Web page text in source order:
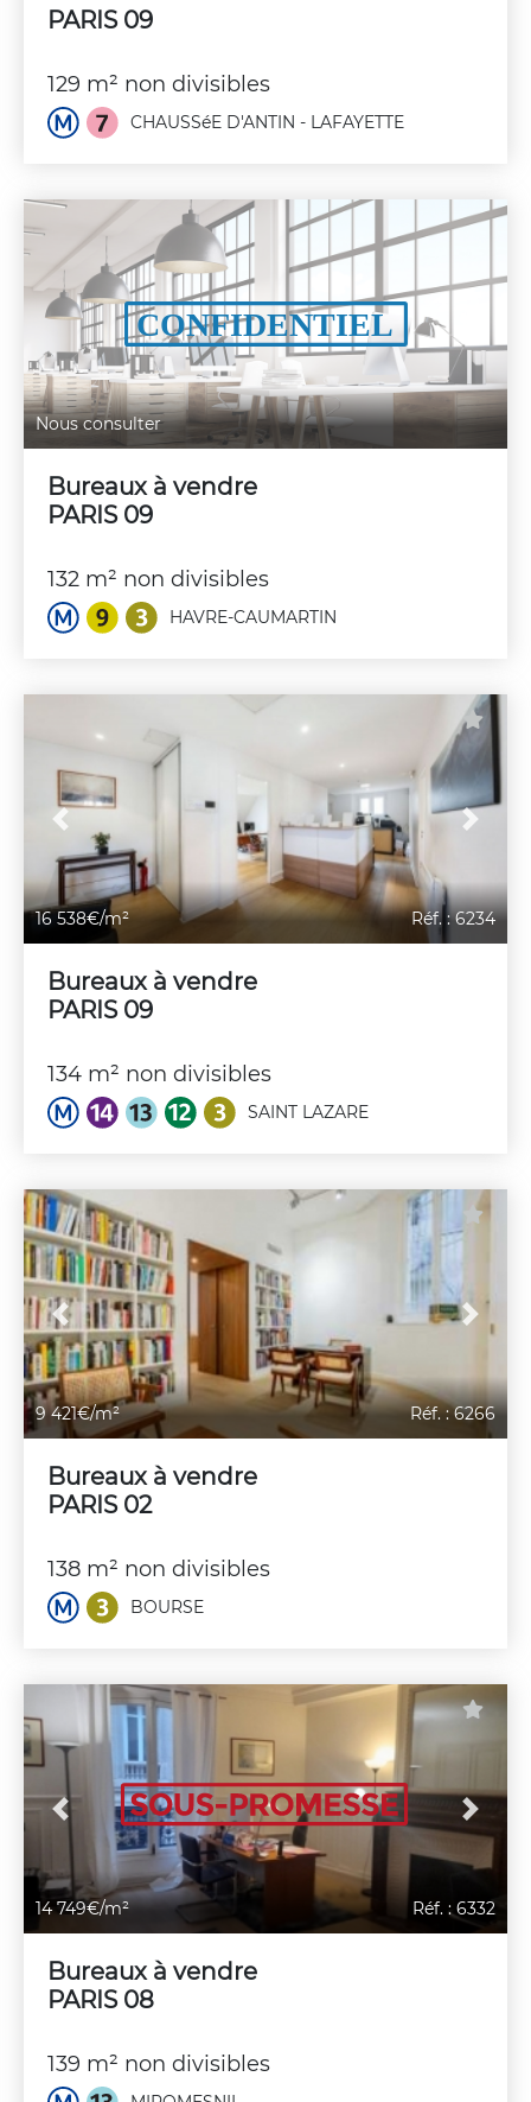
PARIS 09
129 m² non divisibles
CHAUSSéE D'ANTIN - LAFAYETTE
Nous consulter
Bureaux à vendre
PARIS 09
132 m² non divisibles
HAVRE-CAUMARTIN
Previous Next
16 538€/m² Réf. : 6234
Bureaux à vendre
PARIS 09
134 m² non divisibles
SAINT LAZARE
Previous Next
9 421€/m² Réf. : 6266
Bureaux à vendre
PARIS 02
138 m² non divisibles
BOURSE
Previous Next
14 749€/m² Réf. : 6332
Bureaux à vendre
PARIS 08
139 m² non divisibles